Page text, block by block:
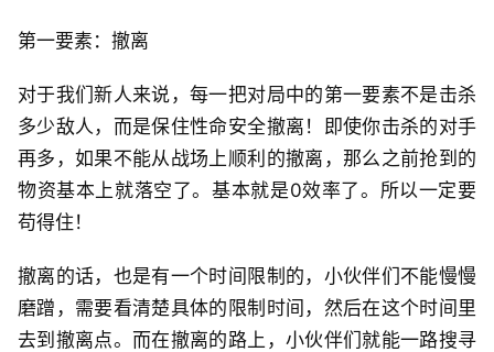
第一要素：撤离
对于我们新人来说，每一把对局中的第一要素不是击杀
多少敌人，而是保住性命安全撤离！即使你击杀的对手
再多，如果不能从战场上顺利的撤离，那么之前抢到的
物资基本上就落空了。基本就是0效率了。所以一定要
苟得住！
撤离的话，也是有一个时间限制的，小伙伴们不能慢慢
磨蹭，需要看清楚具体的限制时间，然后在这个时间里
去到撤离点。而在撤离的路上，小伙伴们就能一路搜寻